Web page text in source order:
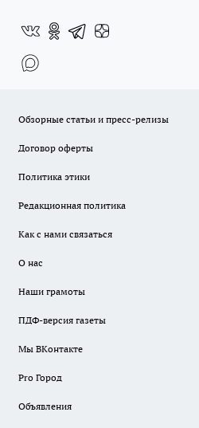
Обзорные статьи и пресс-релизы
Договор оферты
Политика этики
Редакционная политика
Как с нами связаться
О нас
Наши грамоты
ПДФ-версия газеты
Мы ВКонтакте
Pro Город
Объявления